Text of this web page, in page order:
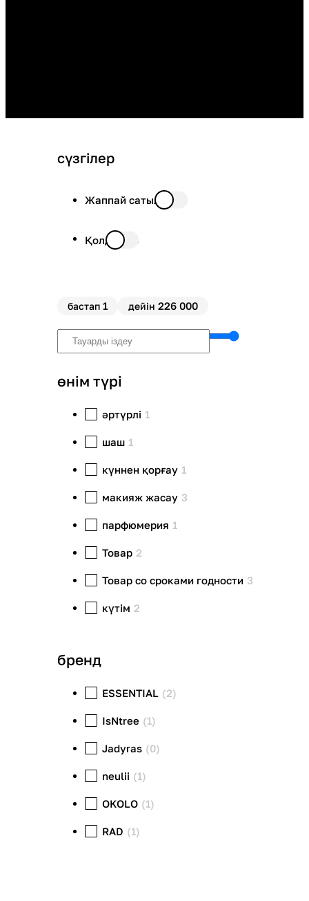
сүзгілер
Жаппай сатылымда
Қолда бар
бастап 1 дейін 226 000
өнім түрі
әртүрлі 1
шаш 1
күннен қорғау 1
макияж жасау 3
парфюмерия 1
Товар 2
Товар со сроками годности 3
күтім 2
бренд
ESSENTIAL (2)
IsNtree (1)
Jadyras (0)
neulii (1)
OKOLO (1)
RAD (1)